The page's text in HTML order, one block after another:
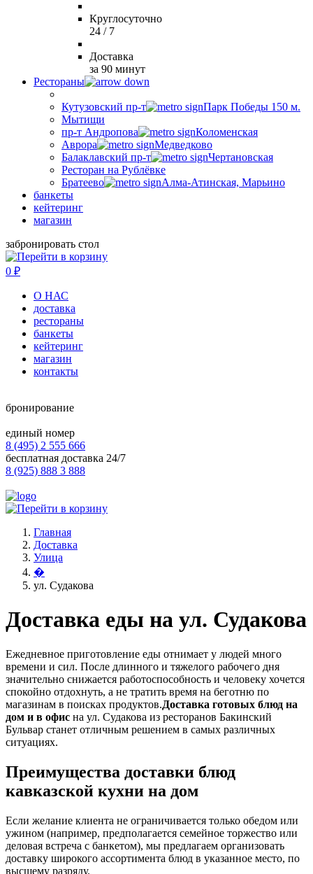
Круглосуточно
24 / 7
Доставка
за 90 минут
Рестораны
Кутузовский пр-т
Парк Победы 150 м.
Мытищи
пр-т Андропова
Коломенская
Аврора
Медведково
Балаклавский пр-т
Чертановская
Ресторан на Рублёвке
Братеево
Алма-Атинская, Марьино
банкеты
кейтеринг
магазин
забронировать стол
0 ₽
О НАС
доставка
рестораны
банкеты
кейтеринг
магазин
контакты
бронирование
единый номер
8 (495) 2 555 666
бесплатная доставка 24/7
8 (925) 888 3 888
Главная
Доставка
Улица
�
ул. Судакова
Доставка еды на ул. Судакова
Ежедневное приготовление еды отнимает у людей много
времени и сил. После длинного и тяжелого рабочего дня
значительно снижается работоспособность и человеку хочется
спокойно отдохнуть, а не тратить время на беготню по
магазинам в поисках продуктов.Доставка готовых блюд на
дом и в офис на ул. Судакова из ресторанов Бакинский
Бульвар станет отличным решением в самых различных
ситуациях.
Преимущества доставки блюд
кавказской кухни на дом
Если желание клиента не ограничивается только обедом или
ужином (например, предполагается семейное торжество или
деловая встреча с банкетом), мы предлагаем организовать
доставку широкого ассортимента блюд в указанное место, по
высшему разряду.